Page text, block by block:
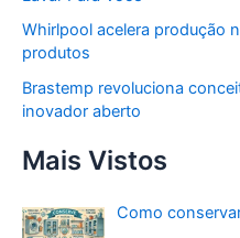
Whirlpool acelera produção
produtos
Brastemp revoluciona
inovador aberto
Mais Vistos
Como